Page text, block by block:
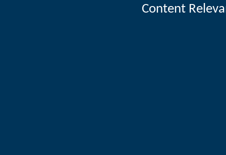
Content